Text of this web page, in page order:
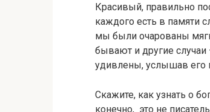
Красивый, правильно
каждого есть в памяти
мы были очарованы
бывают и другие случаи
удивлены, услышав его
Скажите, как узнать о
конечно, это не